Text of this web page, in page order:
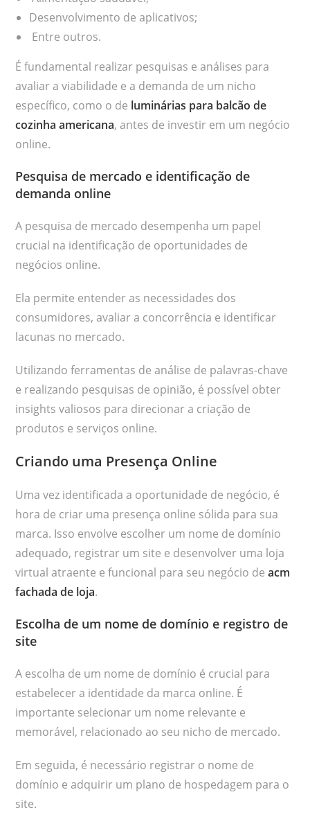
Desenvolvimento de aplicativos;
Entre outros.
É fundamental realizar pesquisas e análises para
avaliar a viabilidade e a demanda de um nicho
específico, como o de luminárias para balcão de
cozinha americana, antes de investir em um negócio
online.
Pesquisa de mercado e identificação de
demanda online
A pesquisa de mercado desempenha um papel
crucial na identificação de oportunidades de
negócios online.
Ela permite entender as necessidades dos
consumidores, avaliar a concorrência e identificar
lacunas no mercado.
Utilizando ferramentas de análise de palavras-chave
e realizando pesquisas de opinião, é possível obter
insights valiosos para direcionar a criação de
produtos e serviços online.
Criando uma Presença Online
Uma vez identificada a oportunidade de negócio, é
hora de criar uma presença online sólida para sua
marca. Isso envolve escolher um nome de domínio
adequado, registrar um site e desenvolver uma loja
virtual atraente e funcional para seu negócio deacm
fachada de loja.
Escolha de um nome de domínio e registro de
site
A escolha de um nome de domínio é crucial para
estabelecer a identidade da marca online. É
importante selecionar um nome relevante e
memorável, relacionado ao seu nicho de mercado.
Em seguida, é necessário registrar o nome de
domínio e adquirir um plano de hospedagem para o
site.